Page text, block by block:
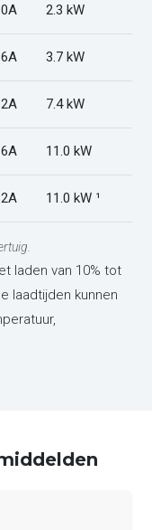
2.3 kW
3.7 kW
7.4 kW
11.0 kW
11.0 kW ¹
laden van 10% tot
laadtijden kunnen